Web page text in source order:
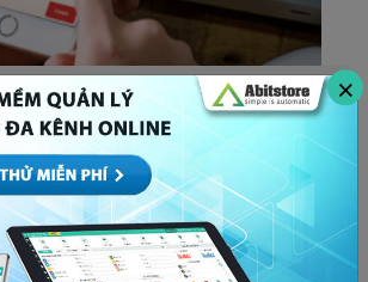
×
là gì? Cách để x5 tương tác bất
Facebook